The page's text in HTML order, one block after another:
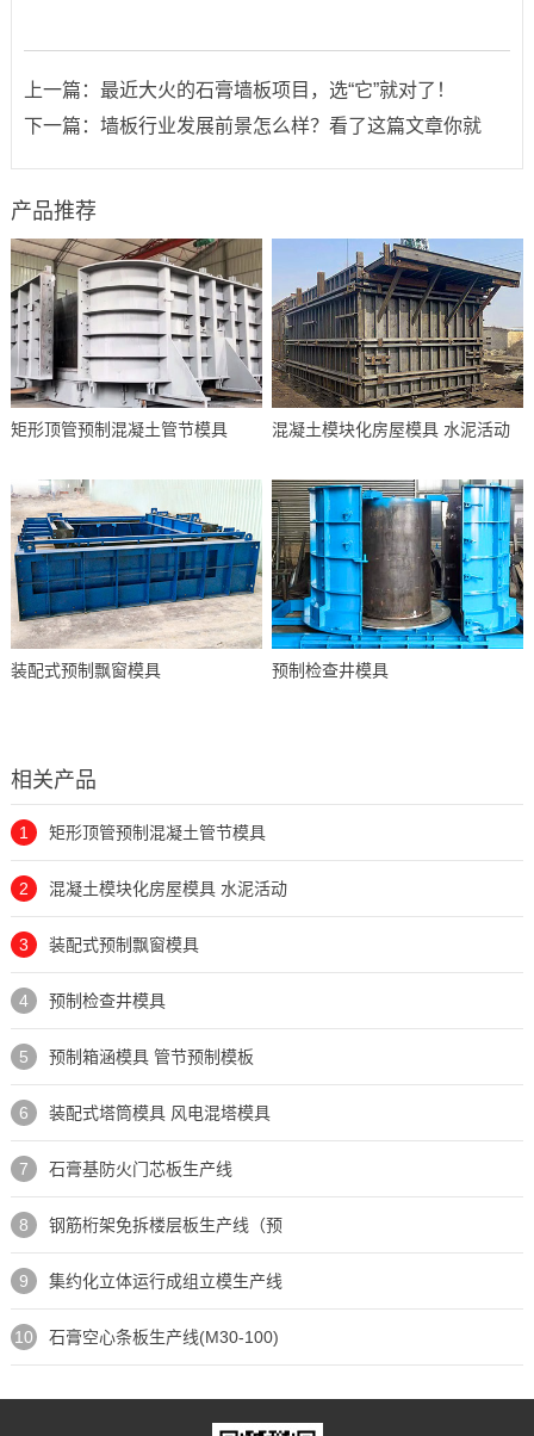
上一篇： 最近大火的石膏墙板项目，选“它”就对了！
下一篇： 墙板行业发展前景怎么样？看了这篇文章你就
产品推荐
矩形顶管预制混凝土管节模具 混凝土模块化房屋模具 水泥活动
装配式预制飘窗模具 预制检查井模具
相关产品
1 矩形顶管预制混凝土管节模具
2 混凝土模块化房屋模具 水泥活动
3 装配式预制飘窗模具
4 预制检查井模具
5 预制箱涵模具 管节预制模板
6 装配式塔筒模具 风电混塔模具
7 石膏基防火门芯板生产线
8 钢筋桁架免拆楼层板生产线（预
9 集约化立体运行成组立模生产线
10 石膏空心条板生产线(M30-100)